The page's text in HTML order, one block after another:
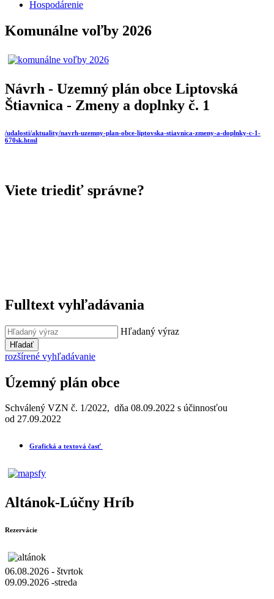
Hospodárenie
Komunálne voľby 2026
Návrh - Uzemný plán obce Liptovská
Štiavnica - Zmeny a doplnky č. 1
/udalosti/aktuality/navrh-uzemny-plan-obce-liptovska-stiavnica-zmeny-a-doplnky-c-1-
670sk.html
Viete triediť správne?
Fulltext vyhľadávania
Hľadaný výraz
Hľadať
rozšírené vyhľadávanie
Územný plán obce
Schválený VZN č. 1/2022, dňa 08.09.2022 s účinnosťou
od 27.09.2022
Grafická a textová časť
Altánok-Lúčny Hríb
Rezervácie
06.08.2026 - štvrtok
09.09.2026 -streda